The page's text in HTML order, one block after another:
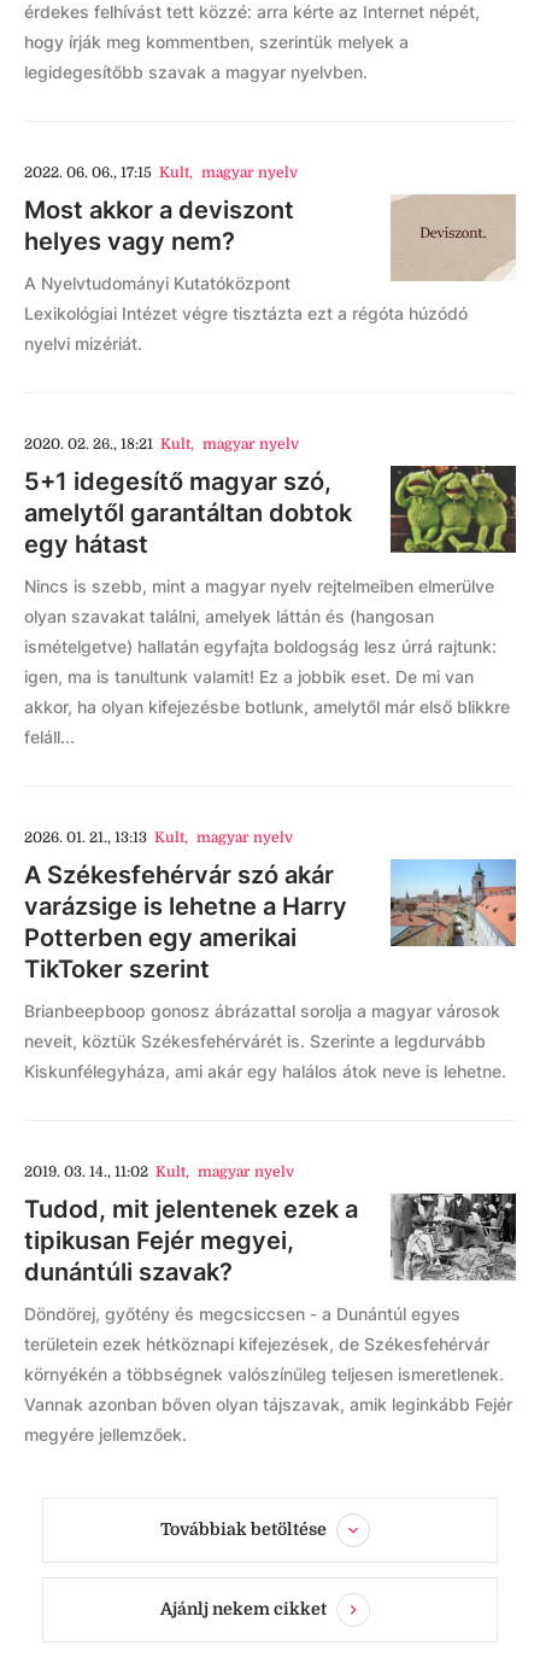
érdekes felhívást tett közzé: arra kérte az Internet népét,
hogy írják meg kommentben, szerintük melyek a
legidegesítőbb szavak a magyar nyelvben.
2022. 06. 06., 17:15 Kult, magyar nyelv
Most akkor a deviszont
helyes vagy nem?
A Nyelvtudományi Kutatóközpont
Lexikológiai Intézet végre tisztázta ezt a régóta húzódó
nyelvi mizériát.
2020. 02. 26., 18:21 Kult, magyar nyelv
5+1 idegesítő magyar szó,
amelytől garantáltan dobtok
egy hátast
Nincs is szebb, mint a magyar nyelv rejtelmeiben elmerülve
olyan szavakat találni, amelyek láttán és (hangosan
ismételgetve) hallatán egyfajta boldogság lesz úrrá rajtunk:
igen, ma is tanultunk valamit! Ez a jobbik eset. De mi van
akkor, ha olyan kifejezésbe botlunk, amelytől már első blikkre
feláll...
2026. 01. 21., 13:13 Kult, magyar nyelv
A Székesfehérvár szó akár
varázsige is lehetne a Harry
Potterben egy amerikai
TikToker szerint
Brianbeepboop gonosz ábrázattal sorolja a magyar városok
neveit, köztük Székesfehérvárét is. Szerinte a legdurvább
Kiskunfélegyháza, ami akár egy halálos átok neve is lehetne.
2019. 03. 14., 11:02 Kult, magyar nyelv
Tudod, mit jelentenek ezek a
tipikusan Fejér megyei,
dunántúli szavak?
Döndörej, győtény és megcsiccsen - a Dunántúl egyes
területein ezek hétköznapi kifejezések, de Székesfehérvár
környékén a többségnek valószínűleg teljesen ismeretlenek.
Vannak azonban bőven olyan tájszavak, amik leginkább Fejér
megyére jellemzőek.
Továbbiak betöltése
Ajánlj nekem cikket